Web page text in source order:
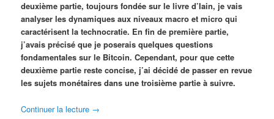
deuxième partie, toujours fondée sur le livre d’Iain, je vais
analyser les dynamiques aux niveaux macro et micro qui
caractérisent la technocratie. En fin de première partie,
j’avais précisé que je poserais quelques questions
fondamentales sur le Bitcoin. Cependant, pour que cette
deuxième partie reste concise, j’ai décidé de passer en revue
les sujets monétaires dans une troisième partie à suivre.
Continuer la lecture →